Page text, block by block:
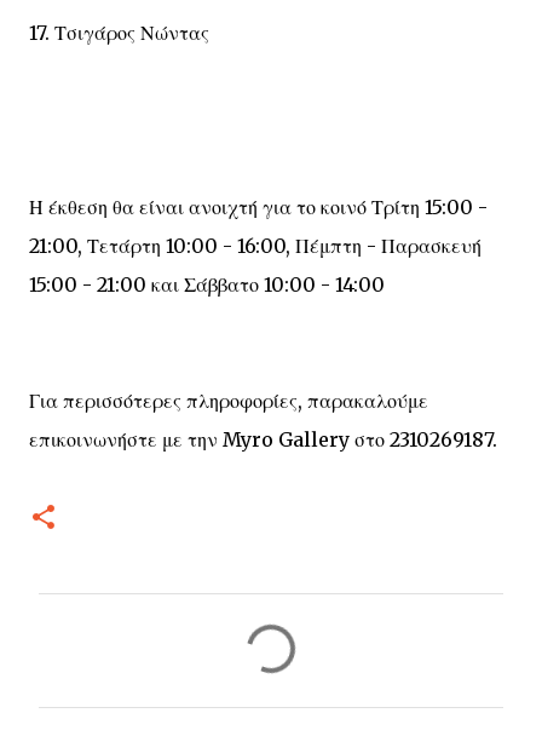
17. Τσιγάρος Νώντας
Η έκθεση θα είναι ανοιχτή για το κοινό Τρίτη 15:00 -
21:00, Τετάρτη 10:00 - 16:00, Πέμπτη - Παρασκευή
15:00 - 21:00 και Σάββατο 10:00 - 14:00
Για περισσότερες πληροφορίες, παρακαλούμε
επικοινωνήστε με την Myro Gallery στο 2310269187.